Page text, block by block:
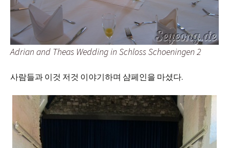
Adrian and Theas Wedding in Schloss Schoeningen 2
사람들과 이것 저것 이야기하며 샴페인을 마셨다.